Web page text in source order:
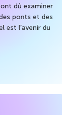
dû examiner
ponts et des
est l’avenir du